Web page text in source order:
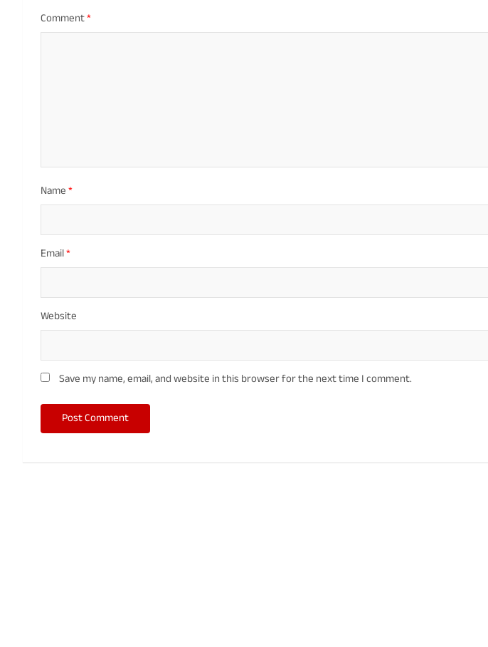
Comment*
Name*
Email*
Website
Save my name, email, and website in this browser for the next time I comment.